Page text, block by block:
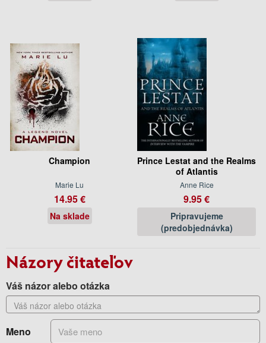
Champion
Marie Lu
14.95 €
Na sklade
Prince Lestat and the Realms
of Atlantis
Anne Rice
9.95 €
Pripravujeme
(predobjednávka)
Názory čitateľov
Váš názor alebo otázka
Meno